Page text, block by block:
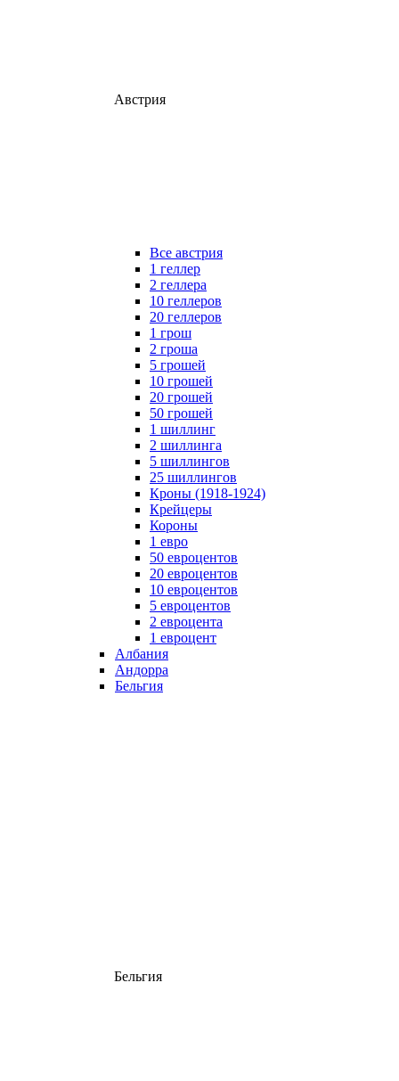
Австрия
Все австрия
1 геллер
2 геллера
10 геллеров
20 геллеров
1 грош
2 гроша
5 грошей
10 грошей
20 грошей
50 грошей
1 шиллинг
2 шиллинга
5 шиллингов
25 шиллингов
Кроны (1918-1924)
Крейцеры
Короны
1 евро
50 евроцентов
20 евроцентов
10 евроцентов
5 евроцентов
2 евроцента
1 евроцент
Албания
Андорра
Бельгия
Бельгия